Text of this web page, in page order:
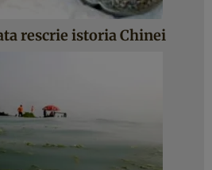
rescrie istoria Chinei